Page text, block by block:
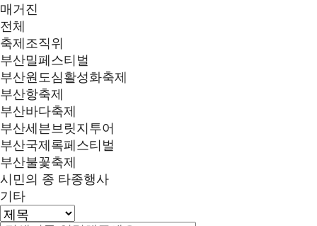
매거진
전체
축제조직위
부산밀페스티벌
부산원도심활성화축제
부산항축제
부산바다축제
부산세븐브릿지투어
부산국제록페스티벌
부산불꽃축제
시민의 종 타종행사
기타